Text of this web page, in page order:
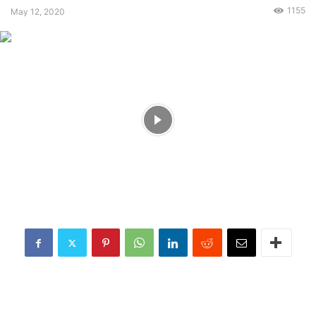
May 12, 2020 1155